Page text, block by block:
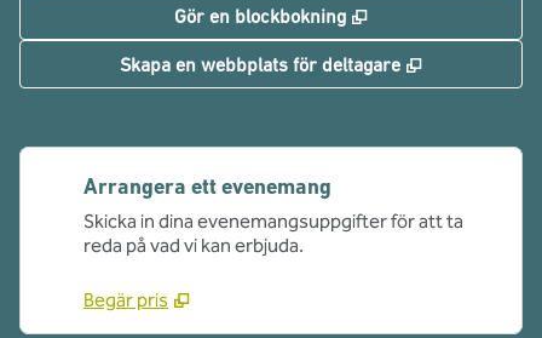
Gör en blockbokning ,
Skapa en webbplats för deltagare ,
Arrangera ett evenemang
Skicka in dina evenemangsuppgifter för att ta
reda på vad vi kan erbjuda.
Begär pris